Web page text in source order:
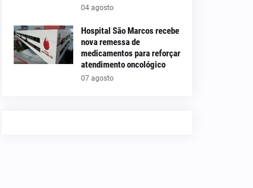
04 agosto
Hospital São Marcos recebe
nova remessa de
medicamentos para reforçar
atendimento oncológico
07 agosto